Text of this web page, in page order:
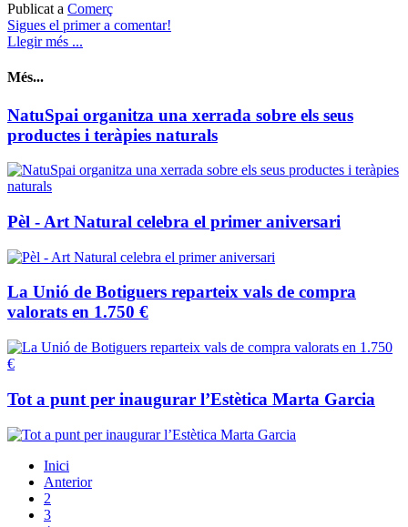
Publicat a Comerç
Sigues el primer a comentar!
Llegir més ...
Més...
NatuSpai organitza una xerrada sobre els seus
productes i teràpies naturals
Pèl - Art Natural celebra el primer aniversari
La Unió de Botiguers reparteix vals de compra
valorats en 1.750 €
Tot a punt per inaugurar l’Estètica Marta Garcia
Inici
Anterior
2
3